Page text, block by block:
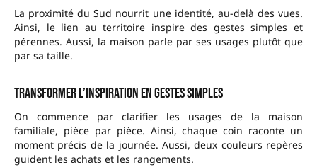
La proximité du Sud nourrit une identité, au-delà des vues.
Ainsi, le lien au territoire inspire des gestes simples et
pérennes. Aussi, la maison parle par ses usages plutôt que
par sa taille.
Transformer l’inspiration en gestes simples
On commence par clarifier les usages de la maison
familiale, pièce par pièce. Ainsi, chaque coin raconte un
moment précis de la journée. Aussi, deux couleurs repères
guident les achats et les rangements.